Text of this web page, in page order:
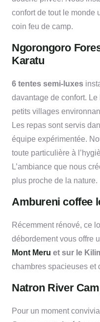
confort de tout le monde
coin feu de camp.
Ngorongoro
Karatu
6 tentes semi-luxes
davantage de confort.
petits villages
Les repas sont servis
équipe expérimentée.
toute particulière à
L’ambiance que nous
plus proche de la nature.
Ambureni coffee
Récemment rénové, ce
débordement vous offre
Mont Meru et sur le
chambres spacieuses et
Natron River
Pour un moment